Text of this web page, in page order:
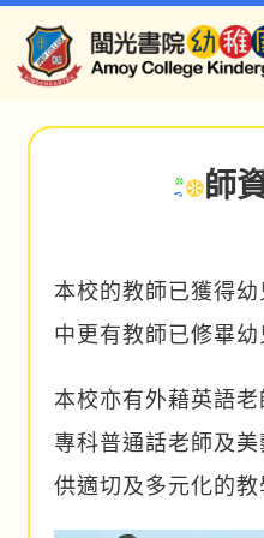
師
本校的教師已獲得
中更有教師已修畢幼
本校亦有外藉英語
專科普通話老師及
供適切及多元化的教